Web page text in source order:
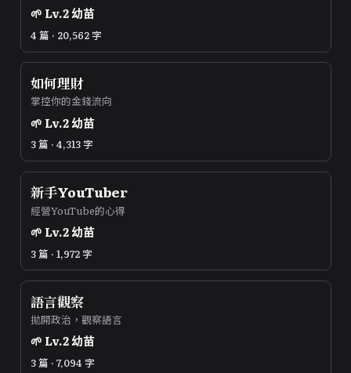
🌱 Lv.2幼苗
4 篇 · 20,562 字
如何理財
掌控你的金錢流向
🌱 Lv.2幼苗
3 篇 · 4,313 字
新手YouTuber
經營YouTube的心得
🌱 Lv.2幼苗
3 篇 · 1,972 字
語言觀察
拋開政治，觀察語言
🌱 Lv.2幼苗
3 篇 · 7,094 字